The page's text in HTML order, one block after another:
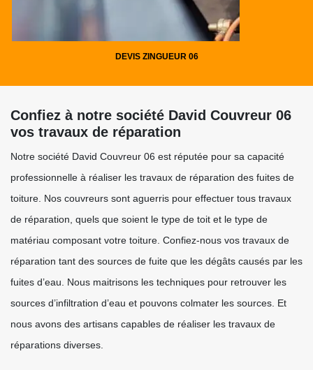
DEVIS ZINGUEUR 06
Confiez à notre société David Couvreur 06
vos travaux de réparation
Notre société David Couvreur 06 est réputée pour sa capacité
professionnelle à réaliser les travaux de réparation des fuites de
toiture. Nos couvreurs sont aguerris pour effectuer tous travaux
de réparation, quels que soient le type de toit et le type de
matériau composant votre toiture. Confiez-nous vos travaux de
réparation tant des sources de fuite que les dégâts causés par les
fuites d’eau. Nous maitrisons les techniques pour retrouver les
sources d’infiltration d’eau et pouvons colmater les sources. Et
nous avons des artisans capables de réaliser les travaux de
réparations diverses.